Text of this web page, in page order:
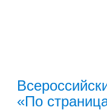
«По